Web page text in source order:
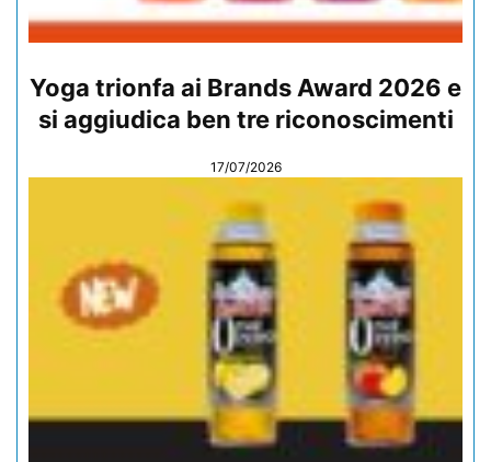
Yoga trionfa ai Brands Award 2026 e
si aggiudica ben tre riconoscimenti
17/07/2026